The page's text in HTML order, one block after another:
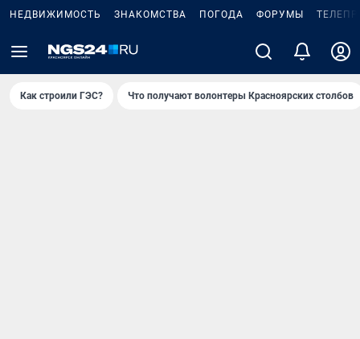
НЕДВИЖИМОСТЬ ЗНАКОМСТВА ПОГОДА ФОРУМЫ
Как строили ГЭС? Что получают волонтеры Красноярских столбов